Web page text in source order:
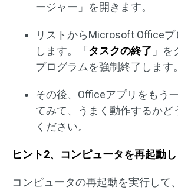
ージャー」を開きます。
リストからMicrosoft Office
します。「 タスクの終了 」を
プログラムを強制終了します。
その後、Officeアプリをもう
てみて、うまく動作するかど
ください。
ヒント2、コンピュータを再起動し
コンピュータの再起動を実行して